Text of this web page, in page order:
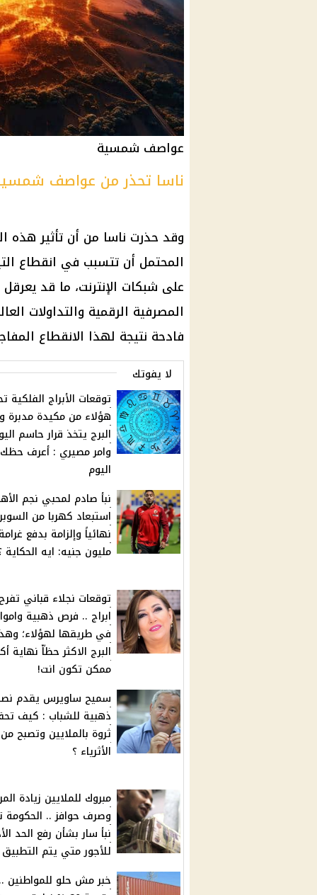
عواصف شمسية
ناسا تحذر من عواصف
وقد حذرت ناسا من أن تأثير هذه
المحتمل أن تتسبب في انقطاع
على شبكات الإنترنت، ما قد
المصرفية الرقمية والتداولات
فادحة نتيجة لهذا الانقطاع
لا يفوتك
توقعات الأبراج الفلكية
هؤلاء من مكيدة مدبرة
البرج يتخذ قرار حاسم
وامر مصيري : أعرف حظك
اليوم
نبأ صادم لمحبي نجم
استبعاد كهربا من السوبر
نهائياً وإلزامة بدفع
مليون جنيه: ايه الحكاية
ابراج .. فرص ذهبية
في طريقها لهؤلاء؛
البرج الاكثر حظاّ نهاية
ممكن تكون انت!
سميح ساويرس يقدم
ذهبية للشباب : كيف
ثروة بالملايين وتصبح من
الأثرياء ؟
مبروك للملايين زيادة
وصرف حوافز .. الحكومة
نبأ سار بشأن رفع الحد
للأجور متي يتم
خبر مش حلو للمواطنين